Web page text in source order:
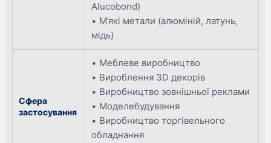
Alucobond)
М’які метали (алюміній, латунь,
мідь)
Сфера
застосування
Меблеве виробництво
Вироблення 3D декорів
Виробництво зовнішньої реклами
Моделебудування
Виробництво торгівельного
обладнання